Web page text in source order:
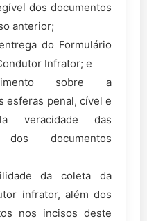
dos documentos
anterior;
do Formulário
Infrator; e
sobre a
esferas penal, cível e
veracidade das
documentos
da coleta da
infrator, além dos
nos incisos deste